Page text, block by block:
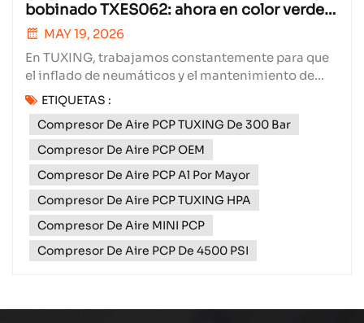
bobinado TXES062: ahora en color verde
con opciones de triple voltaje.
MAY 19, 2026
En TUXING, trabajamos constantemente para que
el inflado de neumáticos y el mantenimiento de
aire sean más fáciles, flexibles y fiables. Hoy nos
enorgullece presentar una nueva imagen para
nuestro popular compresor de aire para bobinado
TXES062: una elegante edición verde que combina
estilo con el r...
ETIQUETAS :
Compresor De Aire PCP TUXING De 300 Bar
Compresor De Aire PCP OEM
Compresor De Aire PCP Al Por Mayor
Compresor De Aire PCP TUXING HPA
Compresor De Aire MINI PCP
Compresor De Aire PCP De 4500 PSI